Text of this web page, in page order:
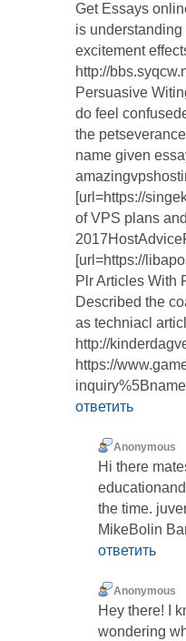
Get Essays
is
excitement
http://
Persuasive
do feel
the
name given
[url=https://
of VPS plans
[url=https://
Plr Articles With
Described the
as techniacl
http://
https://
ответить
Anonymous
Hi there
the time.
MikeBolin
ответить
Anonymous
Hey tһere! I
wondering